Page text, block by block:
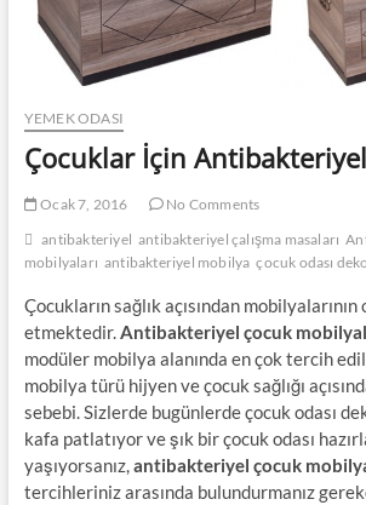
YEMEK ODASI
Çocuklar İçin
Ocak 7, 2016
No Comments
antibakteriyel antibakteriyel çalışma masaları
mobilyaları antibakteriyel mobilya çocuk odası
Çocukların sağlık açısından mobilyalarının
etmektedir. Antibakteriyel çocuk
modüler mobilya alanında en çok tercih
mobilya türü hijyen ve çocuk sağlığı
sebebi. Sizlerde bugünlerde çocuk odası
kafa patlatıyor ve şık bir çocuk odası
yaşıyorsanız, antibakteriyel çocuk
tercihleriniz arasında bulundurmanız